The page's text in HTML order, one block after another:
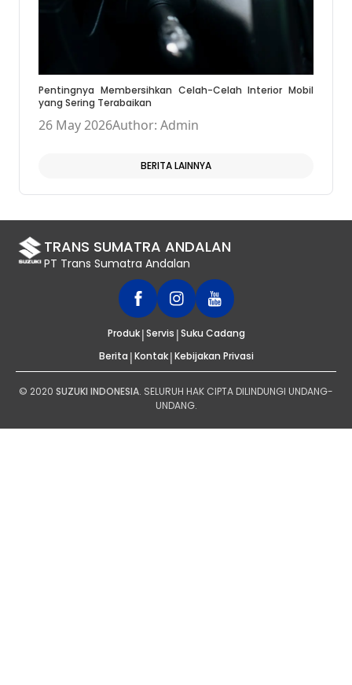
Pentingnya Membersihkan Celah-Celah Interior Mobil
yang Sering Terabaikan
26 May 2026Author: Admin
BERITA LAINNYA
TRANS SUMATRA ANDALAN
PT Trans Sumatra Andalan
Produk|Servis |Suku Cadang
Berita |Kontak|Kebijakan Privasi
© 2020 SUZUKI INDONESIA. SELURUH HAK CIPTA DILINDUNGI UNDANG-
UNDANG.